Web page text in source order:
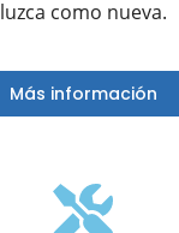
luzca como nueva.
Más información